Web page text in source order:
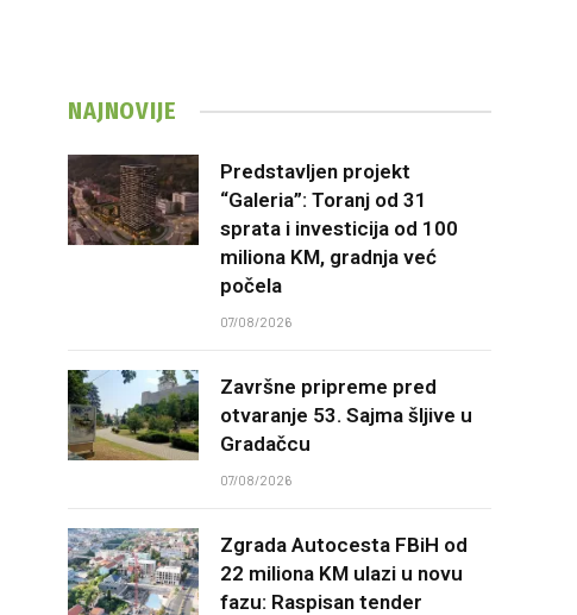
NAJNOVIJE
Predstavljen projekt
“Galeria”: Toranj od 31
sprata i investicija od 100
miliona KM, gradnja već
počela
07/08/2026
Završne pripreme pred
otvaranje 53. Sajma šljive u
Gradačcu
07/08/2026
Zgrada Autocesta FBiH od
22 miliona KM ulazi u novu
fazu: Raspisan tender